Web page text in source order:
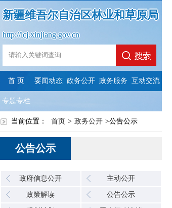
新疆维吾尔自治区林业和草原局
http://lcj.xinjiang.gov.cn
首 页 要闻动态 政务公开 政务服务 互动交流
专题专栏
当前位置： 首页 > 政务公开 >公告公示
公告公示
政府信息公开 主动公开
政策解读 公告公示